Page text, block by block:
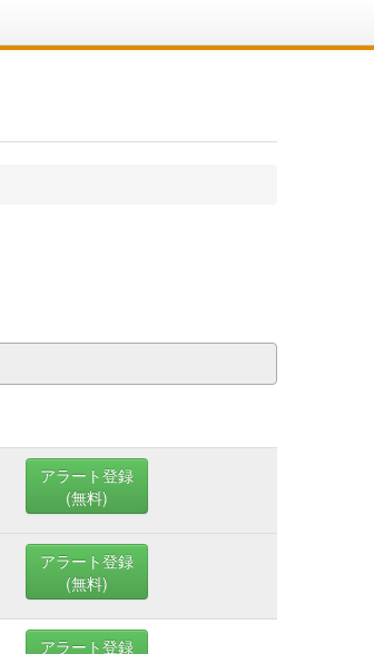
アラート登録
(無料)
アラート登録
(無料)
アラート登録